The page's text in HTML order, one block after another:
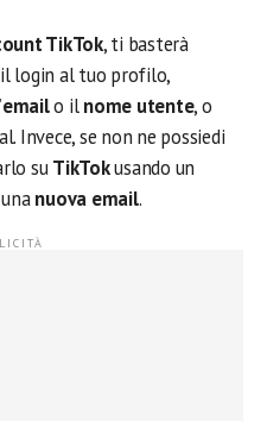
TikTok, ti basterà
il login al tuo profilo,
emailo ilnome utente, o
Invece, se non ne possiedi
suTikTokusando un
nuova email.